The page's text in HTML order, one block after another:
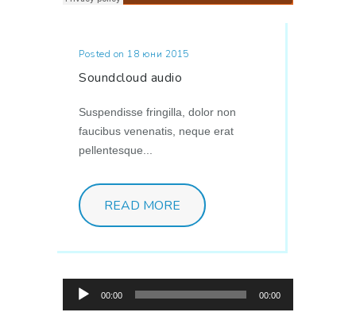
Posted on 18 юни 2015
Soundcloud audio
Suspendisse fringilla, dolor non
faucibus venenatis, neque erat
pellentesque...
READ MORE
Аудио
00:00 00:00